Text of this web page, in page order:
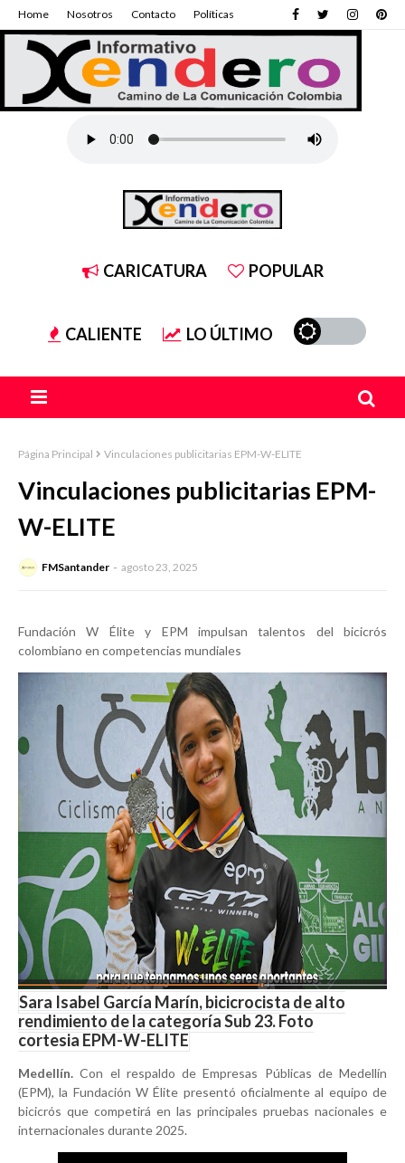
Home Nosotros Contacto Políticas
CARICATURA POPULAR
CALIENTE LO ÚLTIMO
Página Principal Vinculaciones publicitarias EPM-W-ELITE
Vinculaciones publicitarias EPM-
W-ELITE
FMSantander agosto 23, 2025
Fundación W Élite y EPM impulsan talentos del bicicrós
colombiano en competencias mundiales
Sara Isabel García Marín, bicicrocista de alto
rendimiento de la categoría Sub 23. Foto
cortesia EPM-W-ELITE
Medellín. Con el respaldo de Empresas Públicas de Medellín
(EPM), la Fundación W Élite presentó oficialmente al equipo de
bicicrós que competirá en las principales pruebas nacionales e
internacionales durante 2025.